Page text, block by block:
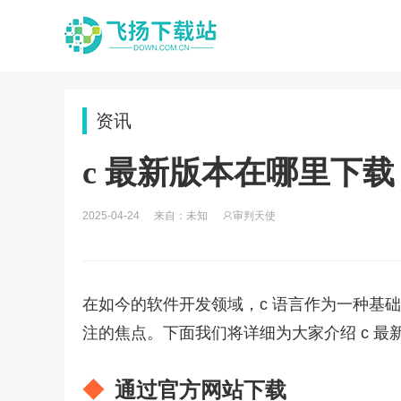
资讯
c 最新版本在哪里下载
2025-04-24 来自：未知 审判天使
在如今的软件开发领域，c 语言作为一种基
注的焦点。下面我们将详细为大家介绍 c 最
通过官方网站下载